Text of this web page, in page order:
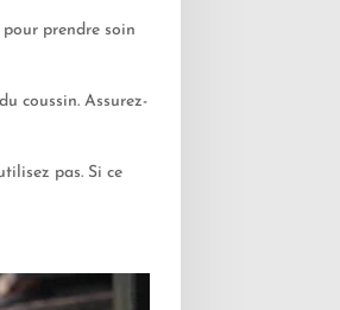
prendre soin
coussin. Assurez-
pas. Si ce